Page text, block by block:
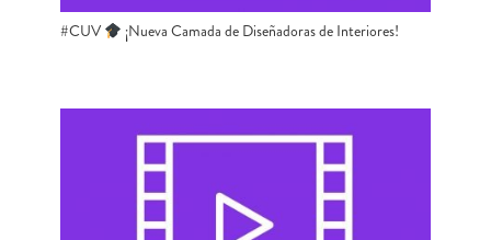
#CUV ​ ​​ ¡Nueva Camada de Diseñadoras de Interiores!